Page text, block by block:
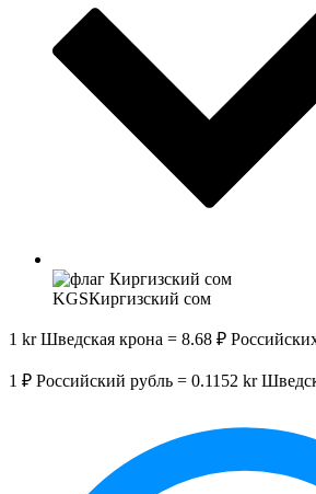
KGSКиргизский сом
1 kr Шведская крона = 8.68 ₽
1 ₽ Российский рубль = 0.1152 kr